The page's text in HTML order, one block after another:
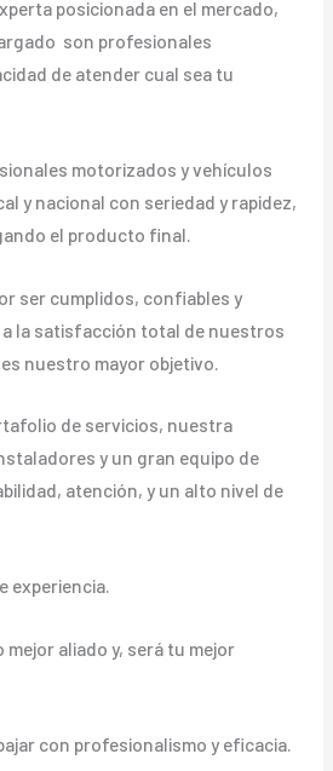
posicionada en el mercado,
son profesionales
de atender cual sea tu
motorizados y vehículos
y nacional con seriedad y rapidez,
el producto final.
ser cumplidos, confiables y
la satisfacción total de nuestros
nuestro mayor objetivo.
de servicios, nuestra
y un gran equipo de
atención, y un alto nivel de
experiencia.
aliado y, será tu mejor
con profesionalismo y eficacia.